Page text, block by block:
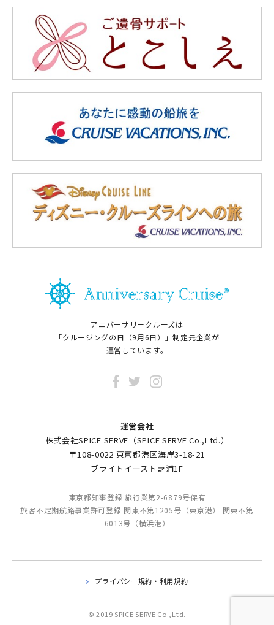
アニバーサリークルーズは
「クルージングの日（9月6日）」制定元企業が
運営しています。
運営会社
株式会社SPICE SERVE（SPICE SERVE Co.,Ltd.）
〒108-0022 東京都港区海岸3-18-21
ブライトイースト芝浦1F
東京都知事登録 旅行業第2-6879号保有
旅客不定期航路事業許可登録 関東不第1205号（東京港） 関東不第
6013号（横浜港）
プライバシー規約・利用規約
© 2019 SPICE SERVE Co.,Ltd.